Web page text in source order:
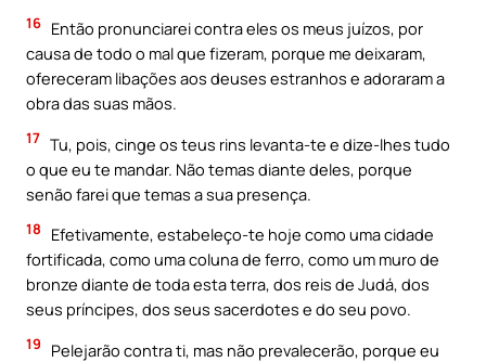
16 Então pronunciarei contra eles os meus juízos, por
causa de todo o mal que fizeram, porque me deixaram,
ofereceram libações aos deuses estranhos e adoraram a
obra das suas mãos.
17 Tu, pois, cinge os teus rins levanta-te e dize-lhes tudo
o que eu te mandar. Não temas diante deles, porque
senão farei que temas a sua presença.
18
Efetivamente, estabeleço-te hoje como uma cidade
fortificada, como uma coluna de ferro, como um muro de
bronze diante de toda esta terra, dos reis de Judá, dos
seus príncipes, dos seus sacerdotes e do seu povo.
19
Pelejarão contra ti, mas não prevalecerão, porque eu